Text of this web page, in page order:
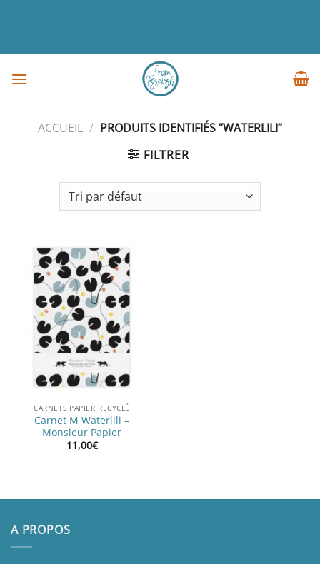
ACCUEIL / PRODUITS IDENTIFIÉS “WATERLILI”
FILTRER
CARNETS PAPIER RECYCLÉ
Carnet M Waterlili –
Monsieur Papier
11,00€
A PROPOS